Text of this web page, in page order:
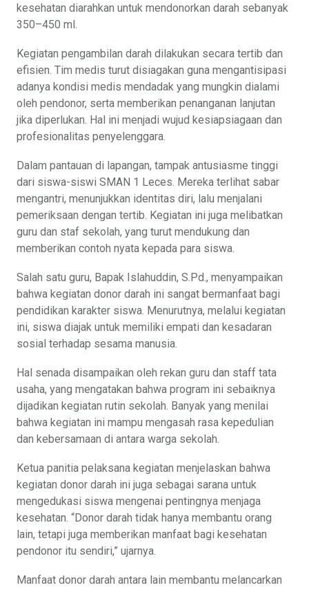
kesehatan diarahkan untuk mendonorkan darah sebanyak
350–450 ml.
Kegiatan pengambilan darah dilakukan secara tertib dan
efisien. Tim medis turut disiagakan guna mengantisipasi
adanya kondisi medis mendadak yang mungkin dialami
oleh pendonor, serta memberikan penanganan lanjutan
jika diperlukan. Hal ini menjadi wujud kesiapsiagaan dan
profesionalitas penyelenggara.
Dalam pantauan di lapangan, tampak antusiasme tinggi
dari siswa-siswi SMAN 1 Leces. Mereka terlihat sabar
mengantri, menunjukkan identitas diri, lalu menjalani
pemeriksaan dengan tertib. Kegiatan ini juga melibatkan
guru dan staf sekolah, yang turut mendukung dan
memberikan contoh nyata kepada para siswa.
Salah satu guru, Bapak Islahuddin, S.Pd., menyampaikan
bahwa kegiatan donor darah ini sangat bermanfaat bagi
pendidikan karakter siswa. Menurutnya, melalui kegiatan
ini, siswa diajak untuk memiliki empati dan kesadaran
sosial terhadap sesama manusia.
Hal senada disampaikan oleh rekan guru dan staff tata
usaha, yang mengatakan bahwa program ini sebaiknya
dijadikan kegiatan rutin sekolah. Banyak yang menilai
bahwa kegiatan ini mampu mengasah rasa kepedulian
dan kebersamaan di antara warga sekolah.
Ketua panitia pelaksana kegiatan menjelaskan bahwa
kegiatan donor darah ini juga sebagai sarana untuk
mengedukasi siswa mengenai pentingnya menjaga
kesehatan. “Donor darah tidak hanya membantu orang
lain, tetapi juga memberikan manfaat bagi kesehatan
pendonor itu sendiri,” ujarnya.
Manfaat donor darah antara lain membantu melancarkan